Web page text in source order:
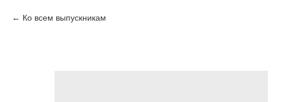
Ко всем выпускникам